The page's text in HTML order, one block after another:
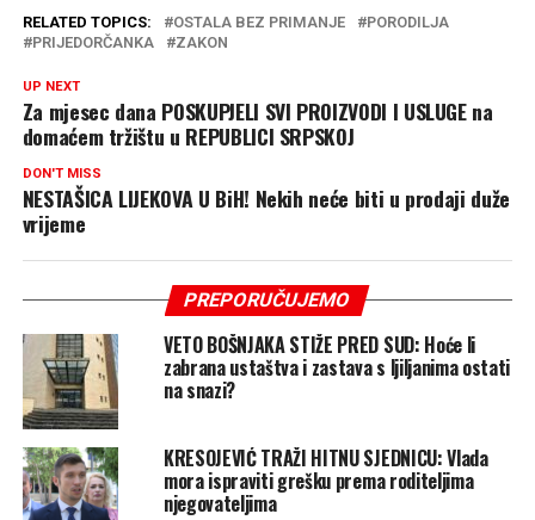
RELATED TOPICS: OSTALA BEZ PRIMANJE
PORODILJA
PRIJEDORČANKA
ZAKON
UP NEXT
Za mjesec dana POSKUPJELI SVI PROIZVODI I USLUGE na
domaćem tržištu u REPUBLICI SRPSKOJ
DON'T MISS
NESTAŠICA LIJEKOVA U BiH! Nekih neće biti u prodaji duže
vrijeme
PREPORUČUJEMO
VETO BOŠNJAKA STIŽE PRED SUD: Hoće li
zabrana ustaštva i zastava s ljiljanima ostati
na snazi?
KRESOJEVIĆ TRAŽI HITNU SJEDNICU: Vlada
mora ispraviti grešku prema roditeljima
njegovateljima